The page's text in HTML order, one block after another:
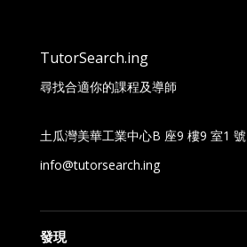
TutorSearch.ing
尋找合適你的課程及導師
土瓜灣美華工業中心B 座9 樓9 室1 號
info@tutorsearch.ing
發現